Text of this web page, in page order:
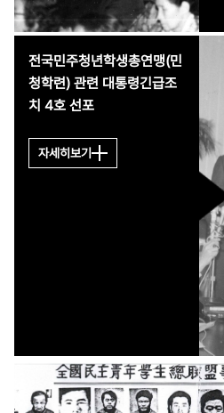
전국민주청년학생총연맹(민
청학련) 관련 대통령긴급조
치 4호 선포
자세히보기